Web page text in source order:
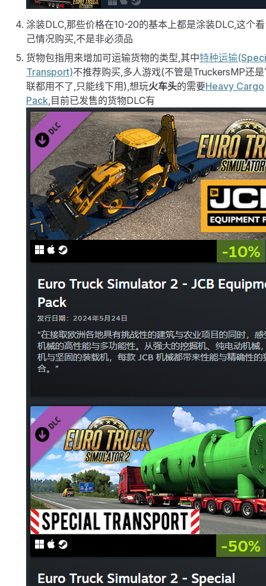
涂装DLC,那些价格在10-20的基本上都是涂装DLC,这个
己情况购买,不是非必须品
货物包指用来增加可运输货物的类型,其中特种运输
Transport)不推荐购买,多人游戏(不管是TruckersMP还
联都用不了,只能线下用),想玩火车头的需要Heavy Cargo
Pack,目前已发售的货物DLC有